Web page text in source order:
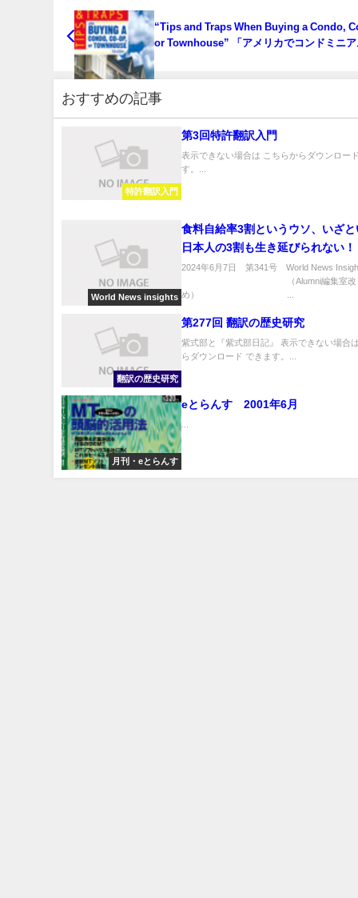
“Tips and Traps When Buying a Condo,
or Townhouse” 「アメリカでコンドミニ
おすすめの記事
特許翻訳入門
第3回特許翻訳入門
表示できない場合は こちらからダウンロー
す。...
World News insights
食料自給率3割というウソ、いざ
日本人の3割も生き延びられない！
2024年6月7日 第341号 World News
（Alumni編集室改
め） ...
翻訳の歴史研究
第277回 翻訳の歴史研究
紫式部と『紫式部日記』 表示できない場合
らダウンロード できます。...
月刊・eとらんす
eとらんす 2001年6月
...